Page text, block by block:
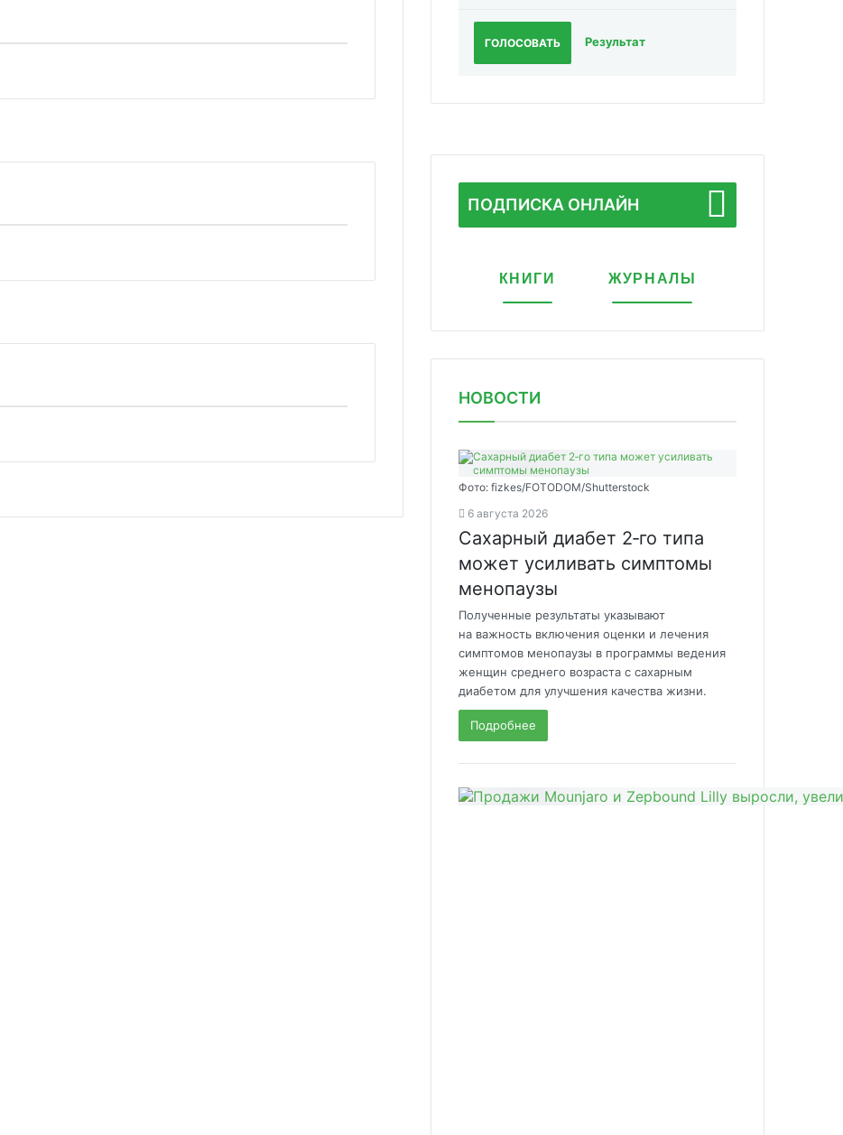
ГОЛОСОВАТЬ Результат
ПОДПИСКА ОНЛАЙН
КНИГИ ЖУРНАЛЫ
НОВОСТИ
Фото: fizkes/FOTODOM/Shutterstock
6 августа 2026
Сахарный диабет 2‑го типа
может усиливать симптомы
менопаузы
Полученные результаты указывают
на важность включения оценки и лечения
симптомов менопаузы в программы ведения
женщин среднего возраста с сахарным
диабетом для улучшения качества жизни.
Подробнее